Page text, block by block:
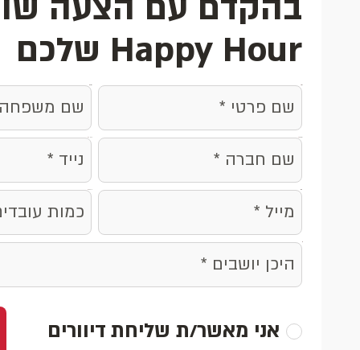
Happy Hour שלכם
אני מאשר/ת שליחת דיוורים